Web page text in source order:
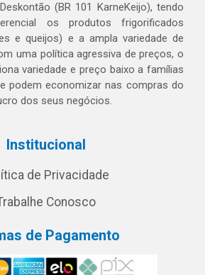
(BR 101 KarneKeijo), tendo
os produtos frigorificados
e queijos) e a ampla variedade de
uma política agressiva de preços, o
variedade e preço baixo a famílias
podem economizar nas compras do
dos seus negócios.
Institucional
de Privacidade
Conosco
de Pagamento